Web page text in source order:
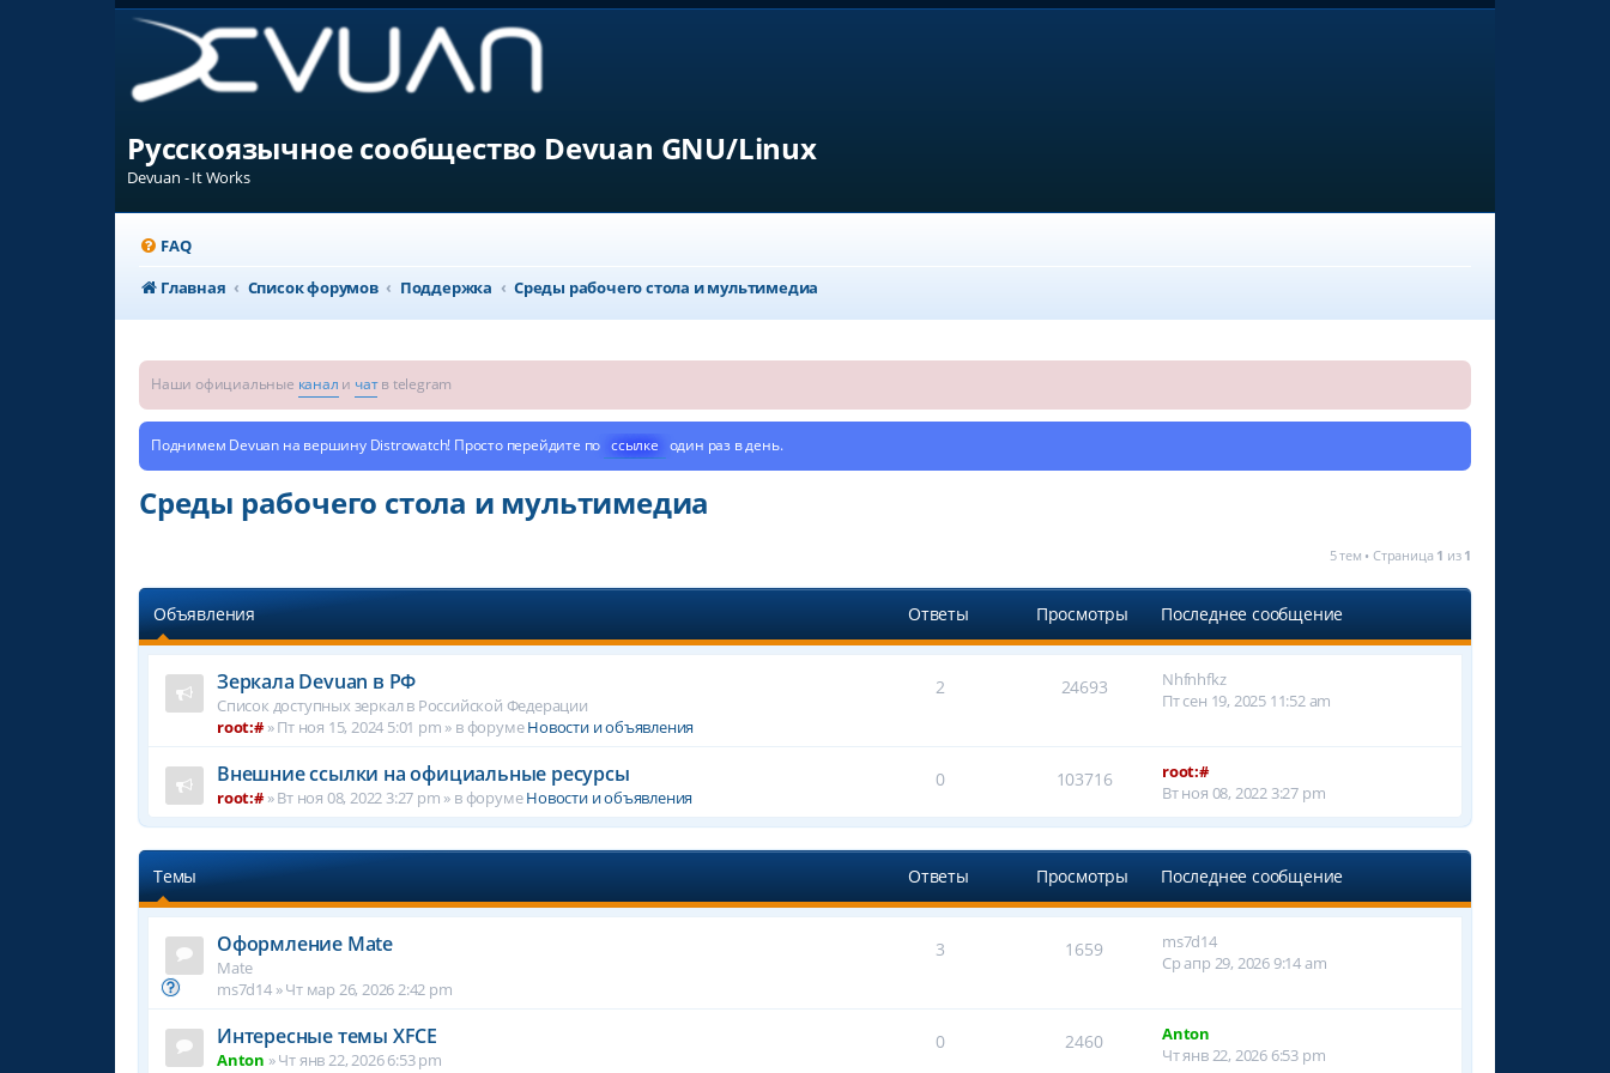
Русскоязычное сообщество Devuan GNU/Linux
Devuan - It Works
FAQ
Главная
Список форумов Поддержка Среды рабочего стола и мультимедиа
Наши официальные канал и чатв telegram
Поднимем Devuan на вершину Distrowatch! Просто перейдите по ссылке один раз в день.
Среды рабочего стола и мультимедиа
5 тем • Страница 1 из 1
Объявления Ответы Просмотры Последнее сообщение
Зеркала Devuan в РФ
Список доступных зеркал в Российской Федерации
root:#»Пт ноя 15, 2024 5:01 pm » в форумеНовости и объявления
2 24693
Nhfnhfkz
Пт сен 19, 2025 11:52 am
Внешние ссылки на официальные ресурсы
root:#»Вт ноя 08, 2022 3:27 pm » в форумеНовости и объявления
0 103716
root:#
Вт ноя 08, 2022 3:27 pm
Темы Ответы Просмотры Последнее сообщение
Оформление Mate
Mate
ms7d14»Чт мар 26, 2026 2:42 pm
3 1659
ms7d14
Ср апр 29, 2026 9:14 am
Интересные темы XFCE
Anton »Чт янв 22, 2026 6:53 pm
0 2460
Anton
Чт янв 22, 2026 6:53 pm